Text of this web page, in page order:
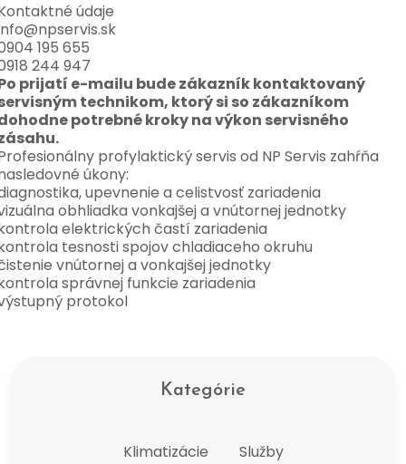
údaje
195 655
244 947
prijatí e-mailu bude zákazník kontaktovaný
technikom, ktorý si so zákazníkom
potrebné kroky na výkon servisného
profylaktický servis od NP Servis zahŕňa
úkony:
upevnenie a celistvosť zariadenia
obhliadka vonkajšej a vnútornej jednotky
elektrických častí zariadenia
tesnosti spojov chladiaceho okruhu
vnútornej a vonkajšej jednotky
správnej funkcie zariadenia
protokol
Kategórie
Klimatizácie Služby